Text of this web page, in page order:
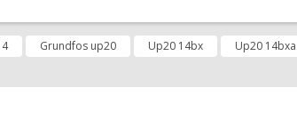
ürün açıklamalarında ve diğer konularda
ederiz.
Grundfos up20 Up20 14bx Up20 14bxa